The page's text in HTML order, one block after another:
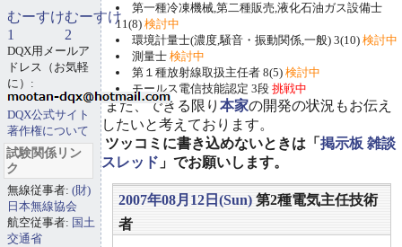
第一種冷凍機械,第二種販売,液化石油ガス設備士
11(8) 検討中
環境計量士(濃度,騒音・振動関係,一般) 3(10) 検討中
測量士 検討中
第１種放射線取扱主任者 8(5) 検討中
モールス電信技能認定 3段 挑戦中
また、できる限り 本家の開発の状況もお伝え
したいと考えております。
ツッコミに書き込めないときは「 掲示板 雑談
スレッド 」でお願いします。
2007年08月12日(Sun) 第2種電気主任技術
者
むーすけ
1
むーすけ
2
DQX用メールア
ドレス（お気軽
に）:
DQX公式サイト
著作権について
試験関係リン
ク
無線従事者: (財)
日本無線協会
航空従事者: 国土
交通省